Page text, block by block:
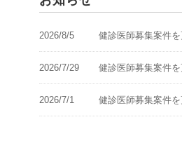
2026/8/5 健診医師募集案件
2026/7/29 健診医師募集案件
2026/7/1 健診医師募集案件